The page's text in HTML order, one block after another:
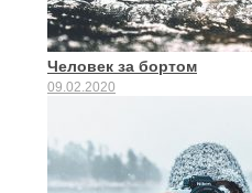
Человек за бортом
09.02.2020